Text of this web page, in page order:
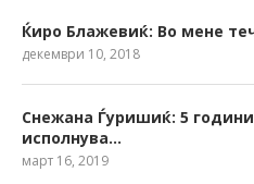
Ќиро Блажевиќ: Во мене
декември 10, 2018
Снежана Ѓуришиќ: 5
исполнува…
март 16, 2019